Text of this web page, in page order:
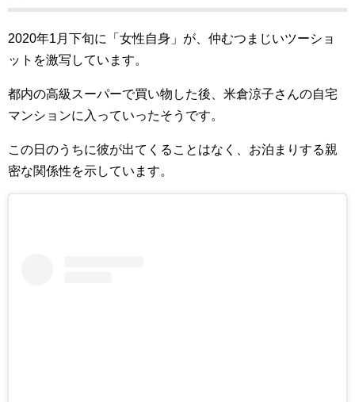
2020年1月下旬に「女性自身」が、仲むつまじいツーショ
ットを激写しています。
都内の高級スーパーで買い物した後、米倉涼子さんの自宅
マンションに入っていったそうです。
この日のうちに彼が出てくることはなく、お泊まりする親
密な関係性を示しています。